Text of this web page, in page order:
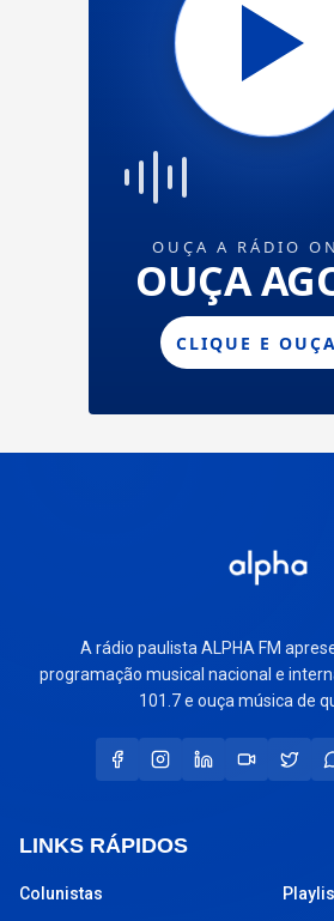
A rádio paulista ALPHA FM
programação musical nacional e
101.7 e ouça música de
LINKS RÁPIDOS
Colunistas